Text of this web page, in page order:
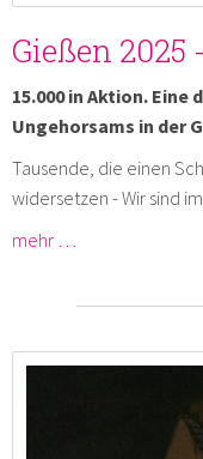
Gießen
15.000 in Aktion.
Ungehorsams in der
Tausende, die einen
widersetzen - Wir sind
mehr …